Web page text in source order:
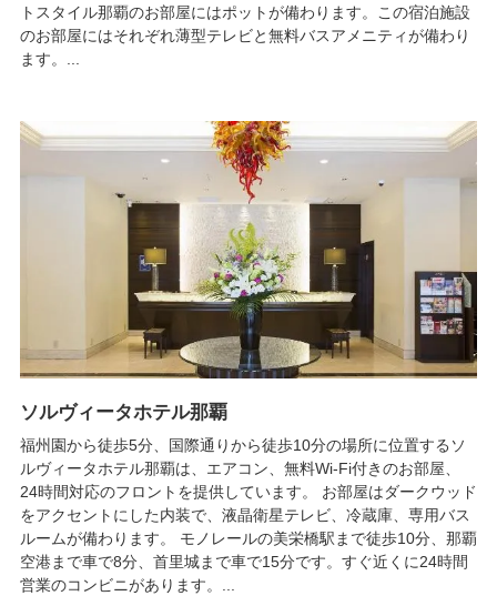
トスタイル那覇のお部屋にはポットが備わります。この宿泊施設
のお部屋にはそれぞれ薄型テレビと無料バスアメニティが備わり
ます。...
ソルヴィータホテル那覇
福州園から徒歩5分、国際通りから徒歩10分の場所に位置するソ
ルヴィータホテル那覇は、エアコン、無料Wi-Fi付きのお部屋、
24時間対応のフロントを提供しています。 お部屋はダークウッド
をアクセントにした内装で、液晶衛星テレビ、冷蔵庫、専用バス
ルームが備わります。 モノレールの美栄橋駅まで徒歩10分、那覇
空港まで車で8分、首里城まで車で15分です。すぐ近くに24時間
営業のコンビニがあります。...